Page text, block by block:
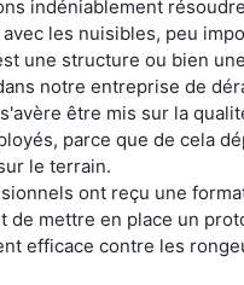
indéniablement
les nuisibles, peu
une structure ou bien
notre entreprise de
être mis sur la
parce que de cela
le terrain.
ont reçu une
de mettre en place un
efficace contre les